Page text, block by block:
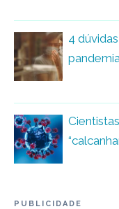
4
PUBLICIDADE